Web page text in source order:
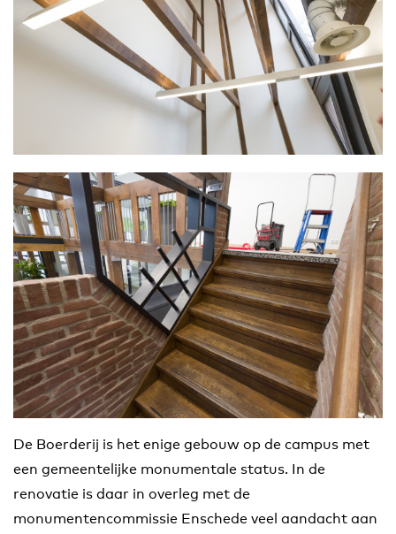
De Boerderij is het enige gebouw op de campus met
een gemeentelijke monumentale status. In de
renovatie is daar in overleg met de
monumentencommissie Enschede veel aandacht aan